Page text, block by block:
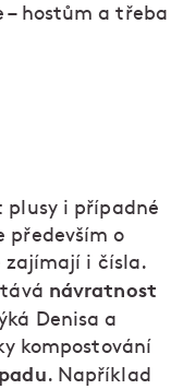
– hostům a třeba
plusy i případné
především o
zajímají i čísla.
návratnost
Denisa a
kompostování
. Například